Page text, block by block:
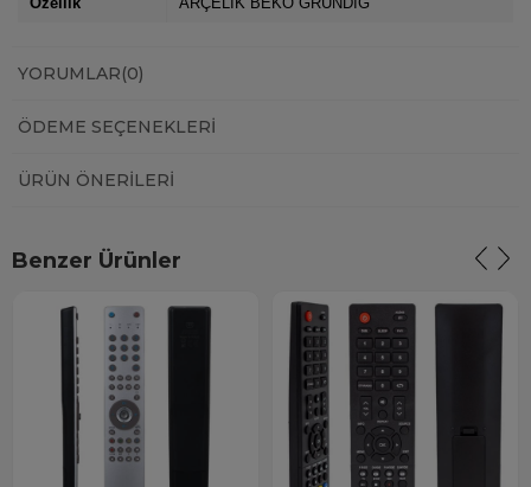
YORUMLAR(0)
ÖDEME SEÇENEKLERI
ÜRÜN ÖNERILERI
Benzer Ürünler